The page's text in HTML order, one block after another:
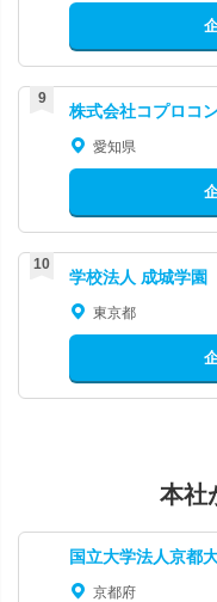
株式会社コプロコ
愛知県
学校法人 成城学園
東京都
本社
国立大学法人京都
京都府